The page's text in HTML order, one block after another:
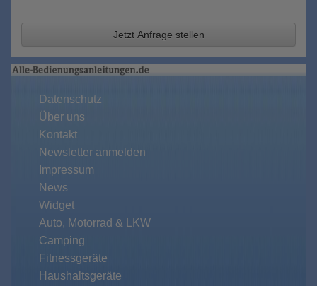
Jetzt Anfrage stellen
Datenschutz
Über uns
Kontakt
Newsletter anmelden
Impressum
News
Widget
Auto, Motorrad & LKW
Camping
Fitnessgeräte
Haushaltsgeräte